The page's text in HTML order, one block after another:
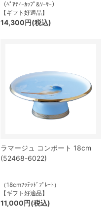
（ﾍﾟｱﾃｨｰｶｯﾌﾟ&ｿｰｻｰ）
【ギフト好適品】
14,300円(税込)
ラマージュ コンポート 18cm
(52468-6022)
（18cmﾌｯﾃｯﾄﾞﾌﾟﾚｰﾄ）
【ギフト好適品】
11,000円(税込)